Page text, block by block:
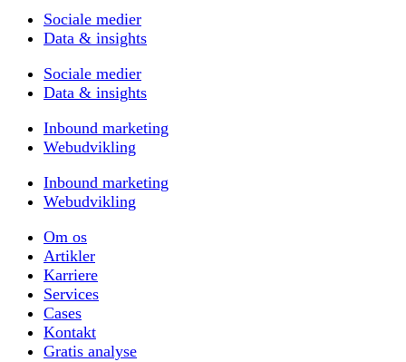
Sociale medier
Data & insights
Sociale medier
Data & insights
Inbound marketing
Webudvikling
Inbound marketing
Webudvikling
Om os
Artikler
Karriere
Services
Cases
Kontakt
Gratis analyse